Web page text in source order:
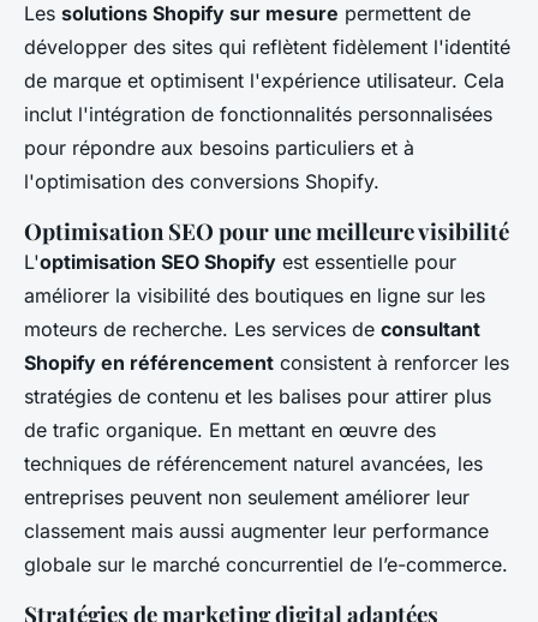
Les solutions Shopify sur mesure permettent de
développer des sites qui reflètent fidèlement l'identité
de marque et optimisent l'expérience utilisateur. Cela
inclut l'intégration de fonctionnalités personnalisées
pour répondre aux besoins particuliers et à
l'optimisation des conversions Shopify.
Optimisation SEO pour une meilleure visibilité
L'optimisation SEO Shopify est essentielle pour
améliorer la visibilité des boutiques en ligne sur les
moteurs de recherche. Les services de consultant
Shopify en référencement consistent à renforcer les
stratégies de contenu et les balises pour attirer plus
de trafic organique. En mettant en œuvre des
techniques de référencement naturel avancées, les
entreprises peuvent non seulement améliorer leur
classement mais aussi augmenter leur performance
globale sur le marché concurrentiel de l’e-commerce.
Stratégies de marketing digital adaptées